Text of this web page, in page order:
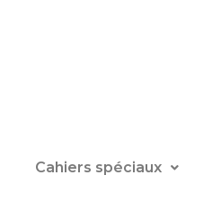
Cahiers spéciaux